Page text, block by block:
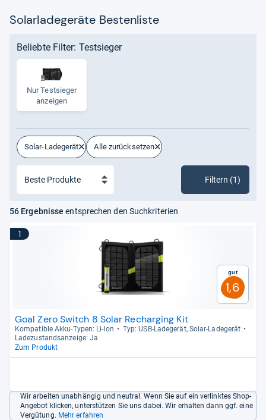
Solarladegeräte Bestenliste
Beliebte Filter: Testsieger
Nur Test­sie­ger
anzei­gen
Solar-Ladegerät Alle zurücksetzen
Filtern (1)
56 Ergebnisse entsprechen den Suchkriterien
1
Gut
1,6
Goal Zero Switch 8 Solar Recharging Kit
Kom­pa­ti­ble Akku-​Typen: Li-​Ion
Typ: USB-​Lade­ge­rät, Solar-​Lade­ge­rät
Lade­zu­stands­an­zeige: Ja
Zum Produkt
Wir arbeiten unabhängig und neutral. Wenn Sie auf ein verlinktes Shop-
Angebot klicken, unterstützen Sie uns dabei. Wir erhalten dann ggf. eine
Vergütung. Mehr erfahren